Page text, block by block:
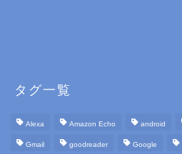
タグ一覧
Alexa Amazon Echo android
Gmail goodreader Google